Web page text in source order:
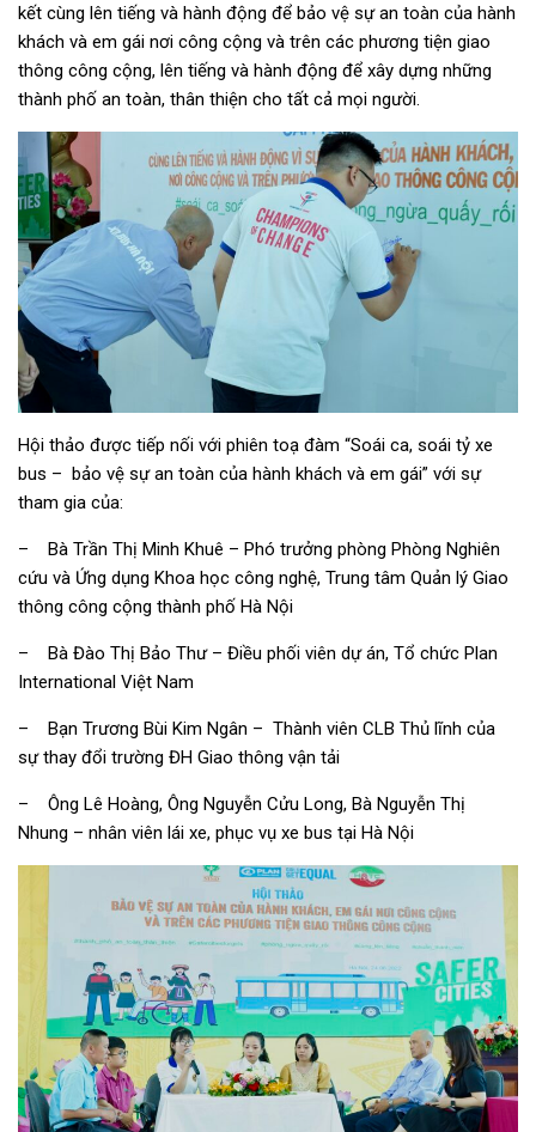
kết cùng lên tiếng và hành động để bảo vệ sự an toàn của hành
khách và em gái nơi công cộng và trên các phương tiện giao
thông công cộng, lên tiếng và hành động để xây dựng những
thành phố an toàn, thân thiện cho tất cả mọi người.
Hội thảo được tiếp nối với phiên toạ đàm “Soái ca, soái tỷ xe
bus – bảo vệ sự an toàn của hành khách và em gái” với sự
tham gia của:
– Bà Trần Thị Minh Khuê – Phó trưởng phòng Phòng Nghiên
cứu và Ứng dụng Khoa học công nghệ, Trung tâm Quản lý Giao
thông công cộng thành phố Hà Nội
– Bà Đào Thị Bảo Thư – Điều phối viên dự án, Tổ chức Plan
International Việt Nam
– Bạn Trương Bùi Kim Ngân – Thành viên CLB Thủ lĩnh của
sự thay đổi trường ĐH Giao thông vận tải
– Ông Lê Hoàng, Ông Nguyễn Cửu Long, Bà Nguyễn Thị
Nhung – nhân viên lái xe, phục vụ xe bus tại Hà Nội